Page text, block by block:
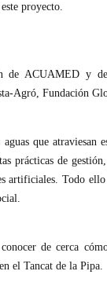
proyecto.
de ACUAMED y
Agró, Fundación
que atraviesan
prácticas de
artificiales. Todo
de cerca
el Tancat de la Pipa.